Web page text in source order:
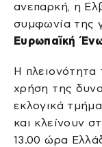
ανεπαρκή, η
συμφωνία της
Ευρωπαϊκή
Η
χρήση της
εκλογικά
και κλείνουν
13.00 ώρα